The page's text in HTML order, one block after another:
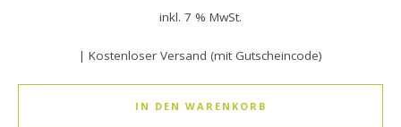
inkl. 7 % MwSt.
| Kostenloser Versand (mit Gutscheincode)
IN DEN WARENKORB